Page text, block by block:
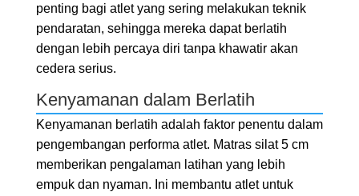
penting bagi atlet yang sering melakukan teknik
pendaratan, sehingga mereka dapat berlatih
dengan lebih percaya diri tanpa khawatir akan
cedera serius.
Kenyamanan dalam Berlatih
Kenyamanan berlatih adalah faktor penentu dalam
pengembangan performa atlet. Matras silat 5 cm
memberikan pengalaman latihan yang lebih
empuk dan nyaman. Ini membantu atlet untuk